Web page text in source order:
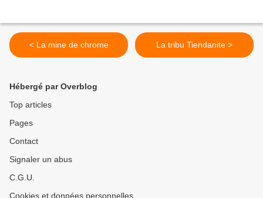
< La mine de chrome La tribu Tiendanite >
Hébergé par Overblog
Top articles
Pages
Contact
Signaler un abus
C.G.U.
Cookies et données personnelles